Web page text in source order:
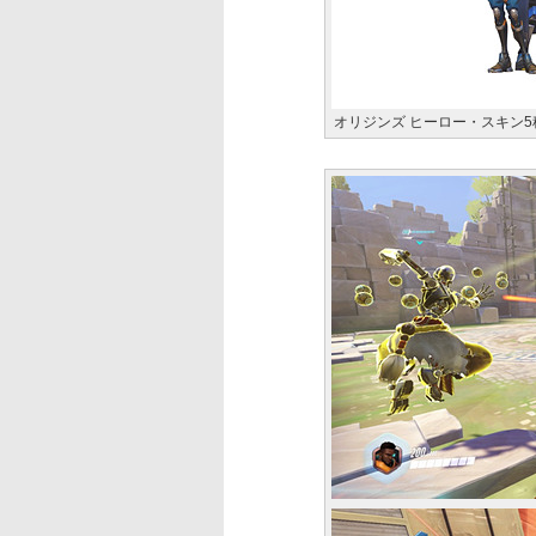
オリジンズ ヒーロー・スキン5